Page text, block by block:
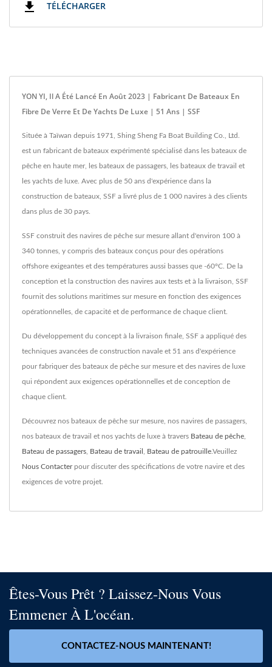
TÉLÉCHARGER
YON YI, Il A Été Lancé En Août 2023 | Fabricant De Bateaux En
Fibre De Verre Et De Yachts De Luxe | 51 Ans | SSF
Située à Taïwan depuis 1971, Shing Sheng Fa Boat Building Co., Ltd.
est un fabricant de bateaux expérimenté spécialisé dans les bateaux de
pêche en haute mer, les bateaux de passagers, les bateaux de travail et
les yachts de luxe. Avec plus de 50 ans d'expérience dans la
construction de bateaux, SSF a livré plus de 1 000 navires à des clients
dans plus de 30 pays.
SSF construit des navires de pêche sur mesure allant d'environ 100 à
340 tonnes, y compris des bateaux conçus pour des opérations
offshore exigeantes et des températures aussi basses que -60°C. De la
conception et la construction des navires aux tests et à la livraison, SSF
fournit des solutions maritimes sur mesure en fonction des exigences
opérationnelles, de capacité et de performance de chaque client.
Du développement du concept à la livraison finale, SSF a appliqué des
techniques avancées de construction navale et 51 ans d'expérience
pour fabriquer des bateaux de pêche sur mesure et des navires de luxe
qui répondent aux exigences opérationnelles et de conception de
chaque client.
Découvrez nos bateaux de pêche sur mesure, nos navires de passagers,
nos bateaux de travail et nos yachts de luxe à travers Bateau de pêche,
Bateau de passagers, Bateau de travail , Bateau de patrouille.Veuillez
Nous Contacterpour discuter des spécifications de votre navire et des
exigences de votre projet.
Êtes-Vous Prêt ? Laissez-Nous Vous
Emmener À L'océan.
CONTACTEZ-NOUS MAINTENANT!